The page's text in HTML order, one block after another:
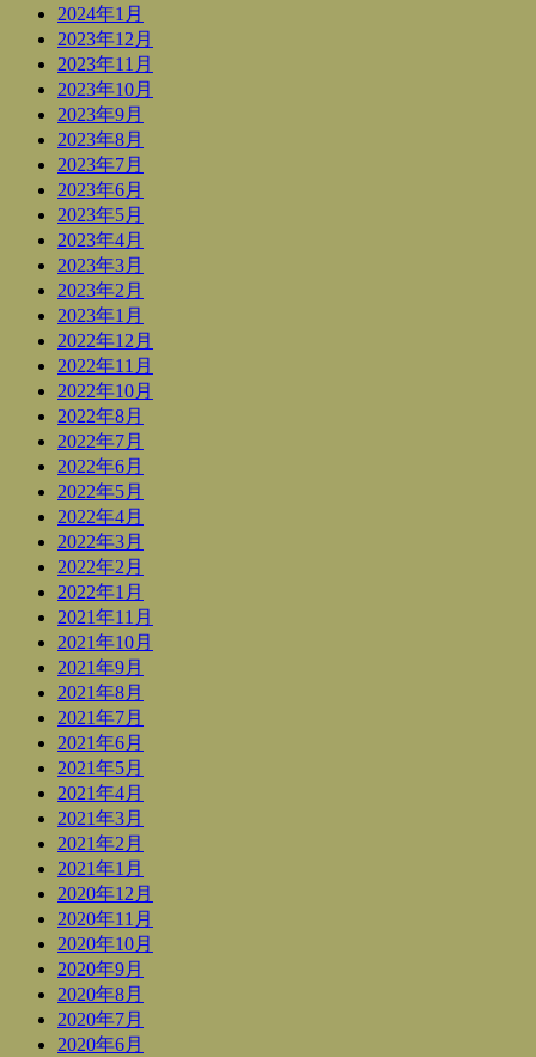
2024年1月
2023年12月
2023年11月
2023年10月
2023年9月
2023年8月
2023年7月
2023年6月
2023年5月
2023年4月
2023年3月
2023年2月
2023年1月
2022年12月
2022年11月
2022年10月
2022年8月
2022年7月
2022年6月
2022年5月
2022年4月
2022年3月
2022年2月
2022年1月
2021年11月
2021年10月
2021年9月
2021年8月
2021年7月
2021年6月
2021年5月
2021年4月
2021年3月
2021年2月
2021年1月
2020年12月
2020年11月
2020年10月
2020年9月
2020年8月
2020年7月
2020年6月